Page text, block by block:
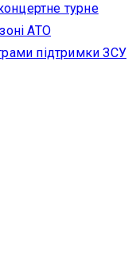
турне
АТО
підтримки ЗСУ